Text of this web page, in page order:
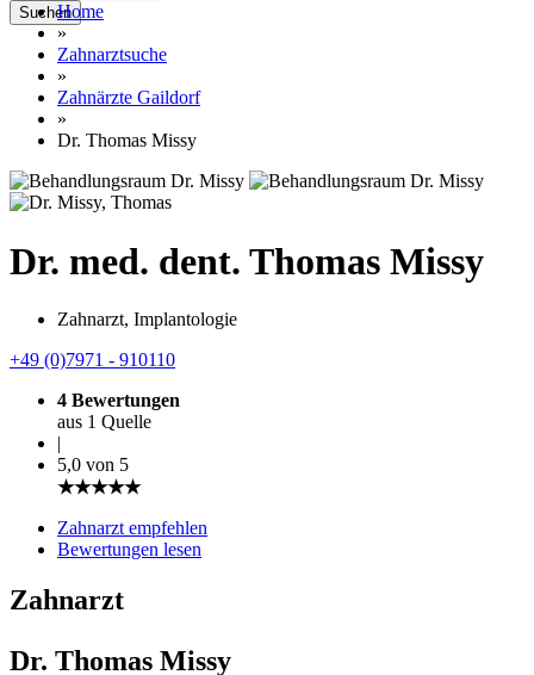
SuchenHome
»
Zahnarztsuche
»
Zahnärzte Gaildorf
»
Dr. Thomas Missy
Dr. med. dent. Thomas Missy
Zahnarzt, Implantologie
+49 (0)7971 - 910110
4 Bewertungen
aus 1 Quelle
|
5,0 von 5
★★★★★
Zahnarzt empfehlen
Bewertungen lesen
Zahnarzt
Dr. Thomas Missy